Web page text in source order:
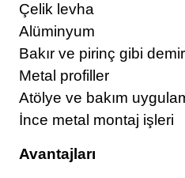
Çelik levha
Alüminyum
Bakır ve pirinç gibi
Metal profiller
Atölye ve bakım
İnce metal montaj işleri
Avantajları